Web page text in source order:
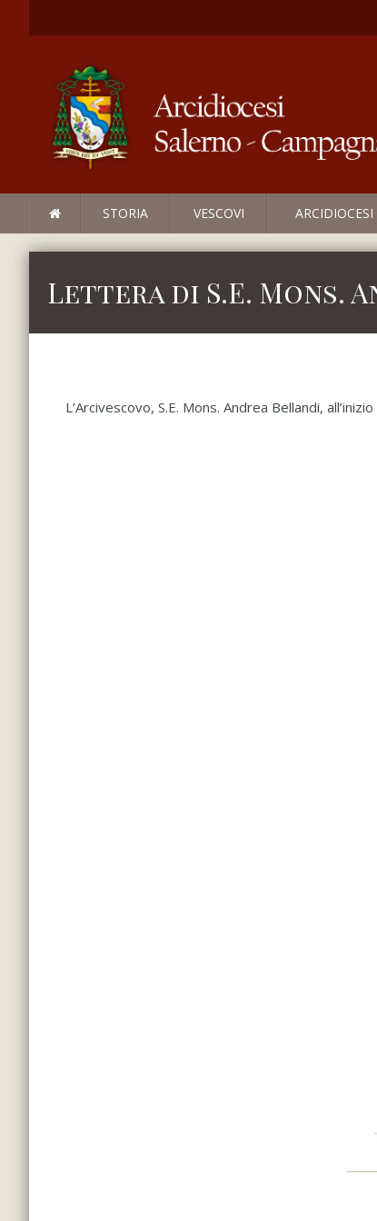
STORIA VESCOVI ARCIDIOCESI
Lettera di S.E.
L’Arcivescovo, S.E. Mons. Andrea Bellandi,